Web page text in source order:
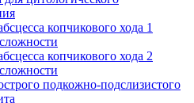
копчикового хода 1
копчикового хода 2
подкожно-подслизистого